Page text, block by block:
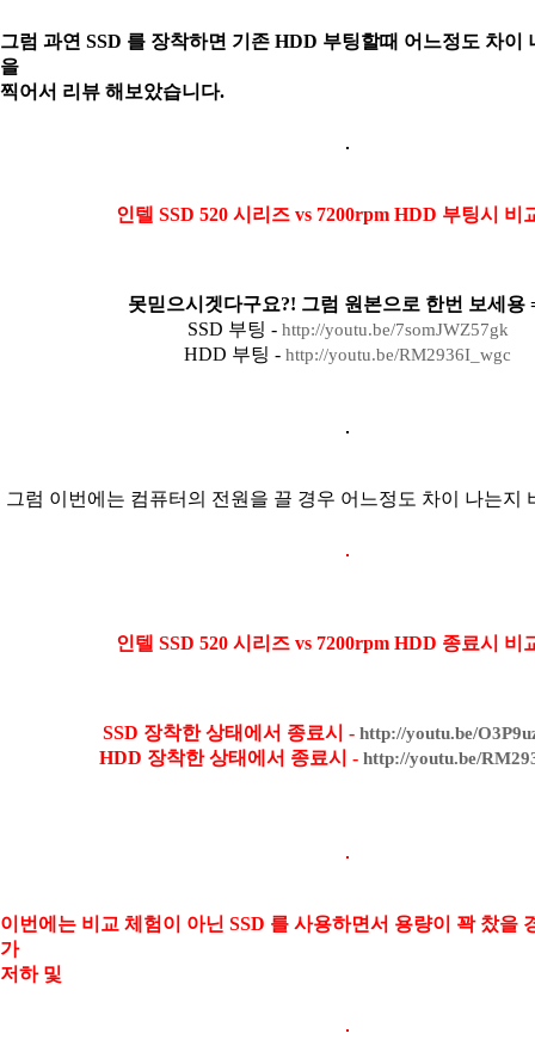
그럼 과연 SSD 를 장착하면 기존 HDD 부팅할때 어느정도 차이
을
찍어서 리뷰 해보았습니다.
인텔 SSD 520 시리즈 vs 7200rpm HDD 부팅시 비
못믿으시겟다구요?! 그럼 원본으로 한번 보세용
SSD 부팅 - http://youtu.be/7somJWZ57gk
HDD 부팅 - http://youtu.be/RM2936I_wgc
그럼 이번에는 컴퓨터의 전원을 끌 경우 어느정도 차이 나는지
인텔 SSD 520 시리즈 vs 7200rpm HDD 종료시 비
SSD 장착한 상태에서 종료시 - http://youtu.be/
HDD 장착한 상태에서 종료시 - http://youtu.be/
이번에는 비교 체험이 아닌 SSD 를 사용하면서 용량이 꽉 찼을
가
저하 및